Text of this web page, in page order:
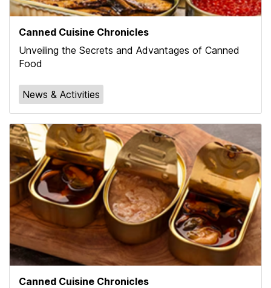
Canned Cuisine Chronicles
Unveiling the Secrets and Advantages of Canned
Food
News & Activities
Canned Cuisine Chronicles